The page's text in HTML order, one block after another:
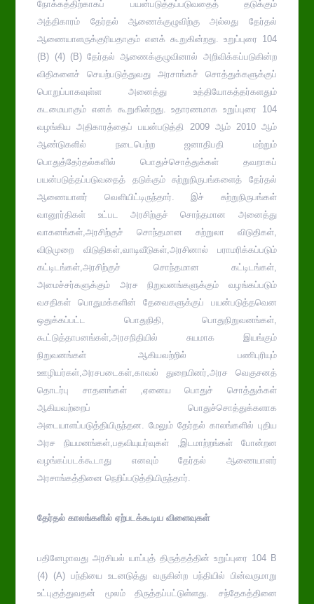
நோக்கத்திற்காகப் பயன்படுத்தப்படுவதைத் தடுக்கும்
அத்திகாரம் தேர்தல் ஆணைக்குழுவிற்கு அல்லது தேர்தல்
ஆணையாளருக்குரியதாகும் எனக் கூறுகின்றது. உறுப்புரை 104
(B) (4) (B) தேர்தல் ஆணைக்குழுவினால் அறிவிக்கப்படுகின்ற
விதிகளைச் செயற்படுத்துவது அரசாங்கச் சொத்துக்களுக்குப்
பொறுப்பாகவுள்ள அனைத்து உத்தியோகத்தர்களதும்
கடமையாகும் எனக் கூறுகின்றது. உதாரணமாக உறுப்புரை 104
வழங்கிய அதிகாரத்தைப் பயன்படுத்தி 2009 ஆம் 2010 ஆம்
ஆண்டுகளில் நடைபெற்ற ஜனாதிபதி மற்றும்
பொதுத்தேர்தல்களில் பொதுச்சொத்துக்கள் தவறாகப்
பயன்படுத்தப்படுவதைத் தடுக்கும் சுற்றுநிருபங்களைத் தேர்தல்
ஆணையாளர் வெளியிட்டிருந்தார். இச் சுற்றுநிருபங்கள்
வானூர்திகள் உட்பட அரசிற்குச் சொந்தமான அனைத்து
வாகனங்கள்,அரசிற்குச் சொந்தமான சுற்றுலா விடுதிகள்,
விடுமுறை விடுதிகள்,வாடிவீடுகள்,அரசினால் பராமரிக்கப்படும்
கட்டிடங்கள்,அரசிற்குச் சொந்தமான கட்டிடங்கள்,
அமைச்சர்களுக்கும் அரச நிறுவனங்களுக்கும் வழங்கப்படும்
வசதிகள் பொதுமக்களின் தேவைகளுக்குப் பயன்படுத்தவென
ஒதுக்கப்பட்ட பொதுநிதி, பொதுநிறுவனங்கள்,
கூட்டுத்தாபனங்கள்,அரசநிதியில் சுயமாக இயங்கும்
நிறுவனங்கள் ஆகியவற்றில் பணிபுரியும்
ஊழியர்கள்,அரசபடைகள்,காவல் துறையினர்,அரச வெகுசனத்
தொடர்பு சாதனங்கள் ,ஏனைய பொதுச் சொத்துக்கள்
ஆகியவற்றைப் பொதுச்சொத்துக்களாக
அடையாளப்படுத்தியிருந்தன. மேலும் தேர்தல் காலங்களில் புதிய
அரச நியமனங்கள்,பதவியுயர்வுகள் ,இடமாற்றங்கள் போன்றன
வழங்கப்படக்கூடாது எனவும் தேர்தல் ஆணையாளர்
அரசாங்கத்தினை நெறிப்படுத்தியிருந்தார்.
தேர்தல் காலங்களில் ஏற்படக்கூடிய விளைவுகள்
பதினேழாவது அரசியல் யாப்புத் திருத்தத்தின் உறுப்புரை 104 B
(4) (A) பந்தியை உடனடுத்து வருகின்ற பந்தியில் பின்வருமாறு
உட்புகுத்துவதன் மூலம் திருத்தப்பட்டுள்ளது. சந்தேகத்தினை